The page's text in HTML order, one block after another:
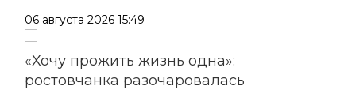
06 августа 2026 15:49
«Хочу прожить жизнь одна»:
ростовчанка разочаровалась